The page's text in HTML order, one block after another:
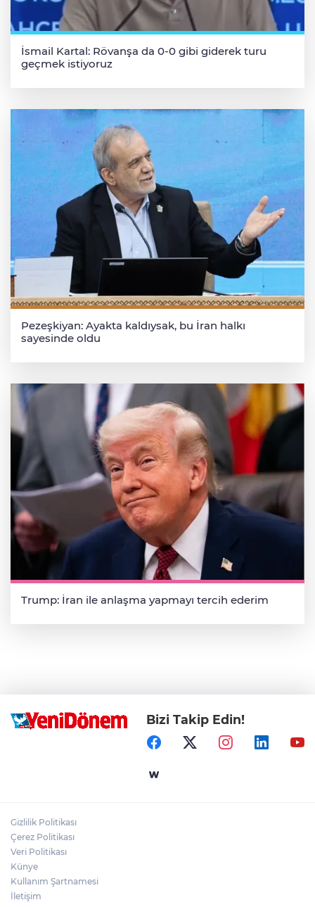
İsmail Kartal: Rövanşa da 0-0 gibi giderek turu
geçmek istiyoruz
Pezeşkiyan: Ayakta kaldıysak, bu İran halkı
sayesinde oldu
Trump: İran ile anlaşma yapmayı tercih ederim
Bizi Takip Edin!
Gizlilik Politikası
Çerez Politikası
Veri Politikası
Künye
Kullanım Şartnamesi
İletişim